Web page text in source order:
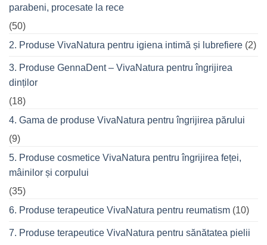
ale
care
cu
în
oraș
parabeni, procesate la rece
(50)
2. Produse VivaNatura pentru igiena intimă și lubrefiere (2)
3. Produse GennaDent – VivaNatura pentru îngrijirea
dinților
(18)
4. Gama de produse VivaNatura pentru îngrijirea părului
(9)
5. Produse cosmetice VivaNatura pentru îngrijirea feței,
mâinilor și corpului
(35)
6. Produse terapeutice VivaNatura pentru reumatism (10)
7. Produse terapeutice VivaNatura pentru sănătatea pielii